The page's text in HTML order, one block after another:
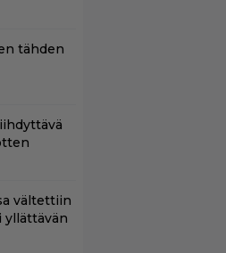
tähden
vältettiin
yllättävän